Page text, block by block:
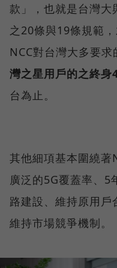
款」，也就是台灣大
之20條與19條規範
NCC對台灣大多要求
灣之星用戶的之終身
台為止。
其他細項基本圍繞著
廣泛的5G覆蓋率、5
路建設、維持原用戶
維持市場競爭機制。